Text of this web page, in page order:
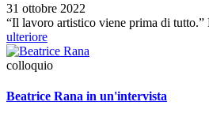
31 ottobre 2022
“Il lavoro artistico viene prima di
ulteriore
colloquio
Beatrice Rana in un'intervista